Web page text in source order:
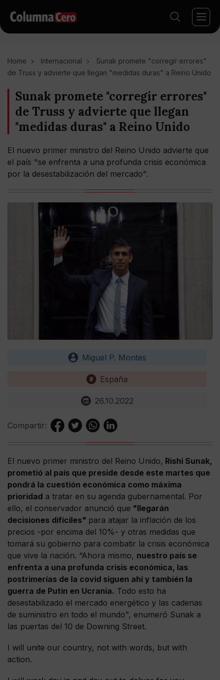
Home Internacional
Sunak promete "corregir errores"
de Truss y advierte que llegan "medidas duras" a Reino Unido
Sunak promete "corregir errores"
de Truss y advierte que llegan
"medidas duras" a Reino Unido
El nuevo primer ministro del Reino Unido advierte que
el país "se enfrenta a una profunda crisis económica
por la desestabilización del mercado".
Miguel P. Montes
España
26.10.2022
Compartir:
El nuevo primer ministro del Reino Unido, Rishi Sunak,
prometió al país que preside desde este martes que
pondrá la cuestión económica como máxima
prioridad a tratar en su agenda gubernamental. Por
ello, el conservador anunció que "llegarán
decisiones difíciles" para atajar la inflación de los
precios -por encima del 10%- y otras medidas que
tomará su gobierno para combatir la crisis económica
que vive la nación. “Ahora mismo, nuestro país se
enfrenta a una profunda crisis económica, las
postrimerías de la covid siguen ahí y también la
guerra de Putin en Ucrania. Todo esto ha
desestabilizado el mercado energético y las cadenas
de suministro en todo el mundo", enumeró Sunak a
las puertas del 10 de Downing Street.
I will unite our country, not with words, but with
action.